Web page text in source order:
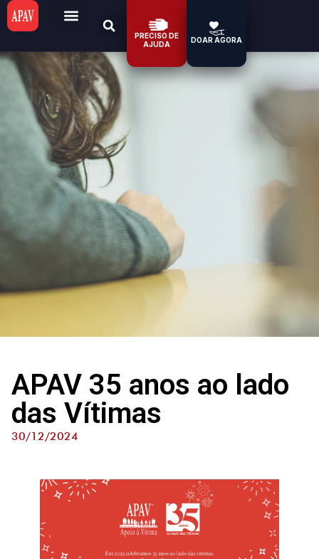
PRECISO DE
AJUDA
DOAR AGORA
APAV 35 anos ao lado
das Vítimas
30/12/2024